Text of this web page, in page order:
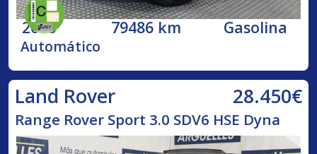
2018 79486 km Gasolina
Automático
Land Rover 28.450€
Range Rover Sport 3.0 SDV6 HSE Dyna